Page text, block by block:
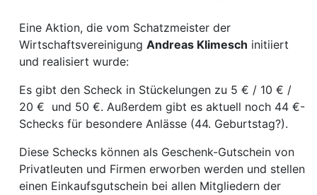
Eine Aktion, die vom Schatzmeister der
WirtschaftsvereinigungAndreas Klimesch initiiert
und realisiert wurde:
Es gibt den Scheck in Stückelungen zu 5 € / 10 € /
20 € und 50 €. Außerdem gibt es aktuell noch 44 €-
Schecks für besondere Anlässe (44. Geburtstag?).
Diese Schecks können als Geschenk-Gutschein von
Privatleuten und Firmen erworben werden und stellen
einen Einkaufsgutschein bei allen Mitgliedern der